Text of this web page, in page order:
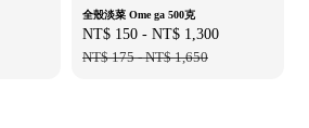
全殼淡菜 Ome ga 500克
Sale
price
NT$ 150 - NT$ 1,300
NT$ 175-NT$ 1,650